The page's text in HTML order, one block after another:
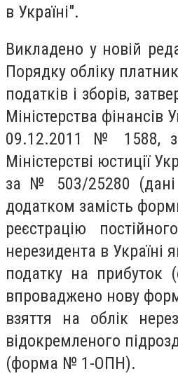
в Україні".
Викладено у новій
Порядку обліку
податків і зборів,
Міністерства фінансів
09.12.2011 № 1588,
Міністерстві юстиції
за № 503/25280
додатком замість
реєстрацію
нерезидента в Україні
податку на
впроваджено нову
взяття на облік
відокремленого
(форма № 1-ОПН).